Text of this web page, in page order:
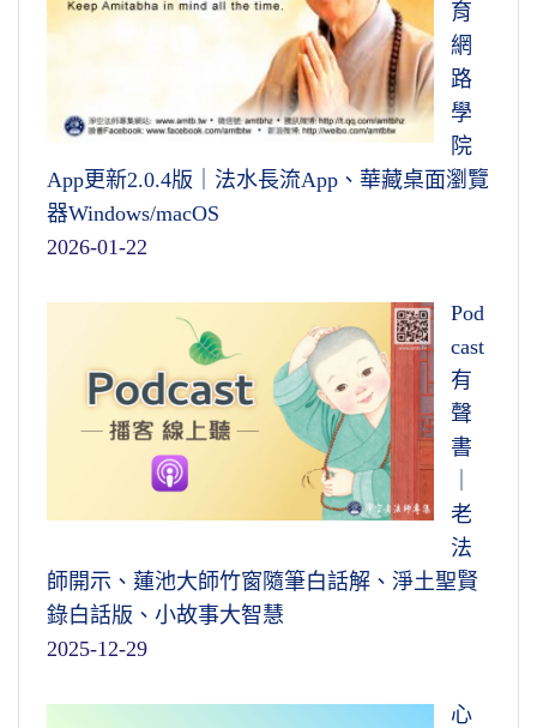
育
網
路
學
院
App更新2.0.4版｜法水長流App、華藏桌面瀏覽
器Windows/macOS
2026-01-22
Pod
cast
有
聲
書
老
法
師開示、蓮池大師竹窗隨筆白話解、淨土聖賢
錄白話版、小故事大智慧
2025-12-29
心